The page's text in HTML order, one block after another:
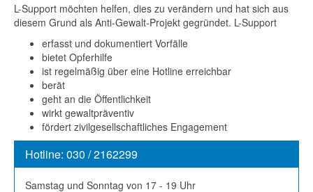
L-Support möchten helfen, dies zu verändern und hat sich aus
diesem Grund als Anti-Gewalt-Projekt gegründet. L-Support
erfasst und dokumentiert Vorfälle
bietet Opferhilfe
ist regelmäßig über eine Hotline erreichbar
berät
geht an die Öffentlichkeit
wirkt gewaltpräventiv
fördert zivilgesellschaftliches Engagement
Hotline: 030 / 2162299
Samstag und Sonntag von 17 - 19 Uhr